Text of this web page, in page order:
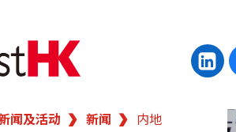
闻及活动 新闻
内地